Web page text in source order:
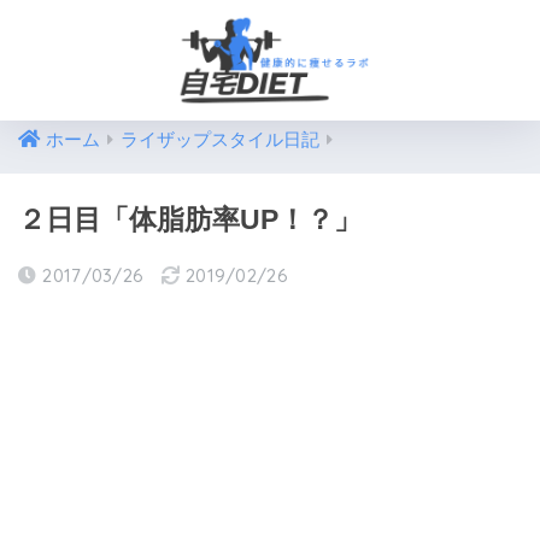
ホーム ライザップスタイル日記
２日目「体脂肪率UP！？」
2017/03/26 2019/02/26